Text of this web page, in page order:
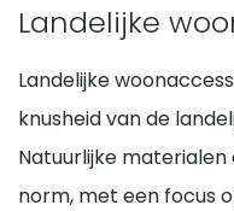
Landelijke
Landelijke
knusheid van de
Natuurlijke
norm, met een focus